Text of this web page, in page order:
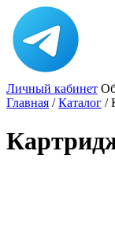
Личный кабинет
Главная /Каталог /